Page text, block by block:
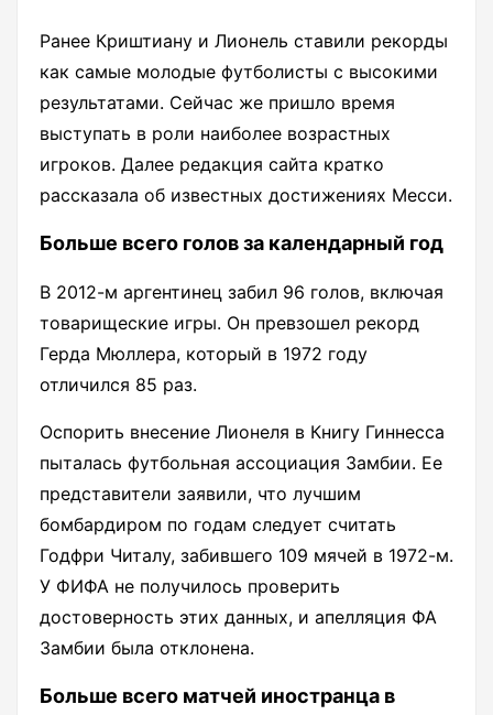
Ранее Криштиану и Лионель ставили рекорды
как самые молодые футболисты с высокими
результатами. Сейчас же пришло время
выступать в роли наиболее возрастных
игроков. Далее редакция сайта кратко
рассказала об известных достижениях Месси.
Больше всего голов за календарный год
В 2012-м аргентинец забил 96 голов, включая
товарищеские игры. Он превзошел рекорд
Герда Мюллера, который в 1972 году
отличился 85 раз.
Оспорить внесение Лионеля в Книгу Гиннесса
пыталась футбольная ассоциация Замбии. Ее
представители заявили, что лучшим
бомбардиром по годам следует считать
Годфри Читалу, забившего 109 мячей в 1972-м.
У ФИФА не получилось проверить
достоверность этих данных, и апелляция ФА
Замбии была отклонена.
Больше всего матчей иностранца в